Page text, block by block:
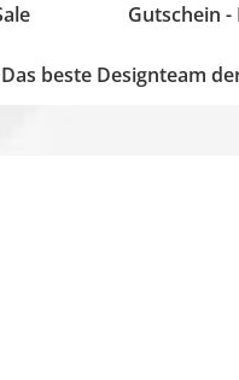
Gutschein -
Das beste Designteam